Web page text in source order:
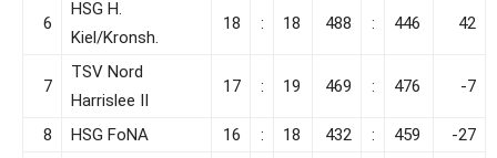
6
HSG H.
Kiel/Kronsh.
18 : 18 488 : 446 42
7
TSV Nord
Harrislee II
17 : 19 469 : 476 -7
8 HSG FoNA 16 : 18 432 : 459 -27